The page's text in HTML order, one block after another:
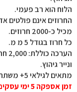
הלוח הוא רב פעמי.
החרוזים אינם פולטים
מכיל כ-2000 חרוזים.
כל חרוז בגודל 5 מ מ.
ונייר גיהוץ.
מתאים לגילאי 5+ משתתפים: 1+
זמן אספקה 5 ימי עסקים.